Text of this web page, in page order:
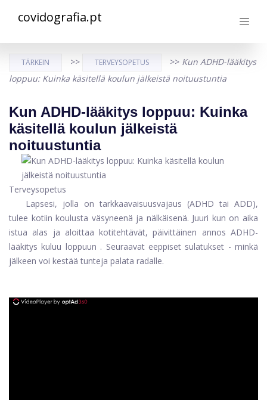
covidografia.pt
TÄRKEIN >> TERVEYSOPETUS >> Kun ADHD-lääkitys
loppuu: Kuinka käsitellä koulun jälkeistä noituustuntia
Kun ADHD-lääkitys loppuu: Kuinka
käsitellä koulun jälkeistä
noituustuntia
Terveysopetus
Lapsesi, jolla on tarkkaavaisuusvajaus (ADHD tai ADD),
tulee kotiin koulusta väsyneenä ja nälkäisenä. Juuri kun on aika
istua alas ja aloittaa kotitehtävät, päivittäinen annos ADHD-
lääkitys kuluu loppuun . Seuraavat eeppiset sulatukset - minkä
jälkeen voi kestää tunteja palata radalle.